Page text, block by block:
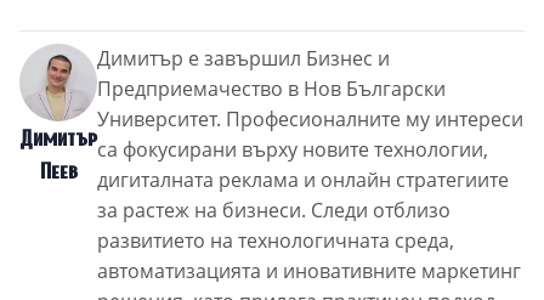
Димитър
Пеев
Димитър е завършил Бизнес и
Предприемачество в Нов Български
Университет. Професионалните му интереси
са фокусирани върху новите технологии,
дигиталната реклама и онлайн стратегиите
за растеж на бизнеси. Следи отблизо
развитието на технологичната среда,
автоматизацията и иновативните маркетинг